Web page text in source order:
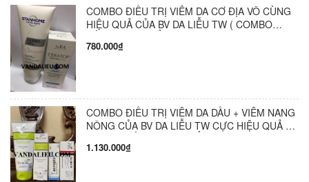
COMBO ĐIỀU TRỊ VIÊM DA CƠ ĐỊA VÔ CÙNG
HIỆU QUẢ CỦA BV DA LIỄU TW ( COMBO
780.000₫
COMBO ĐIỀU TRỊ VIÊM DA DẦU + VIÊM NANG
NÔNG CỦA BV DA LIỄU TW CỰC HIỆU QUẢ (
1.130.000₫